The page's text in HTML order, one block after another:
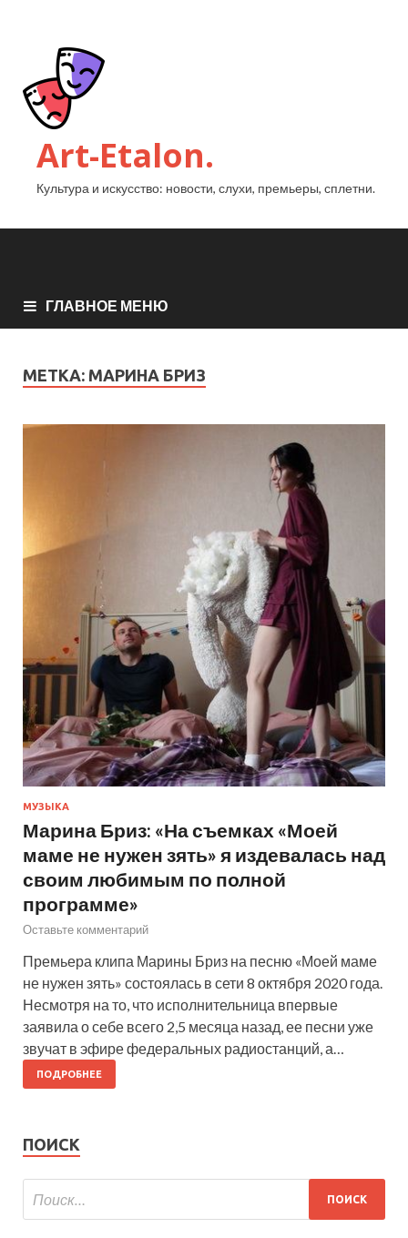
Art-Etalon.
Культура и искусство: новости, слухи, премьеры, сплетни.
ГЛАВНОЕ МЕНЮ
МЕТКА: МАРИНА БРИЗ
МУЗЫКА
Марина Бриз: «На съемках «Моей
маме не нужен зять» я издевалась над
своим любимым по полной
программе»
Оставьте комментарий
Премьера клипа Марины Бриз на песню «Моей маме
не нужен зять» состоялась в сети 8 октября 2020 года.
Несмотря на то, что исполнительница впервые
заявила о себе всего 2,5 месяца назад, ее песни уже
звучат в эфире федеральных радиостанций, а…
ПОДРОБНЕЕ
ПОИСК